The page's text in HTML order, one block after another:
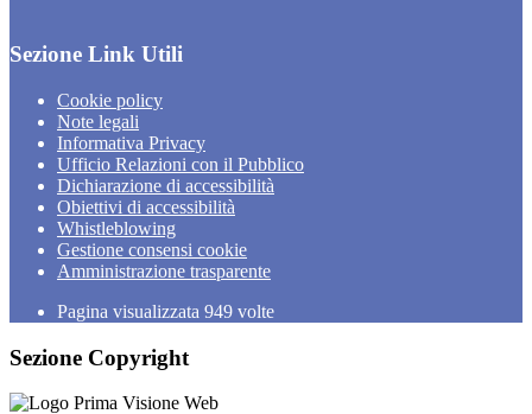
Sezione Link Utili
Cookie policy
Note legali
Informativa Privacy
Ufficio Relazioni con il Pubblico
Dichiarazione di accessibilità
Obiettivi di accessibilità
Whistleblowing
Gestione consensi cookie
Amministrazione trasparente
Pagina visualizzata 949 volte
Sezione Copyright